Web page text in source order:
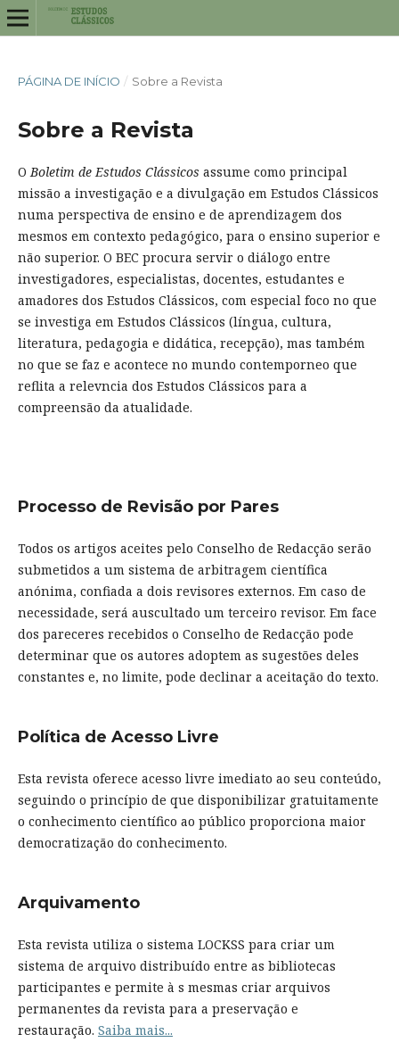
PÁGINA DE INÍCIO / Sobre a Revista
Sobre a Revista
OBoletim de Estudos Clássicos assume como principal
missão a investigação e a divulgação em Estudos Clássicos
numa perspectiva de ensino e de aprendizagem dos
mesmos em contexto pedagógico, para o ensino superior e
não superior. O BEC procura servir o diálogo entre
investigadores, especialistas, docentes, estudantes e
amadores dos Estudos Clássicos, com especial foco no que
se investiga em Estudos Clássicos (língua, cultura,
literatura, pedagogia e didática, recepção), mas também
no que se faz e acontece no mundo contemporneo que
reflita a relevncia dos Estudos Clássicos para a
compreensão da atualidade.
Processo de Revisão por Pares
Todos os artigos aceites pelo Conselho de Redacção serão
submetidos a um sistema de arbitragem científica
anónima, confiada a dois revisores externos. Em caso de
necessidade, será auscultado um terceiro revisor. Em face
dos pareceres recebidos o Conselho de Redacção pode
determinar que os autores adoptem as sugestões deles
constantes e, no limite, pode declinar a aceitação do texto.
Política de Acesso Livre
Esta revista oferece acesso livre imediato ao seu conteúdo,
seguindo o princípio de que disponibilizar gratuitamente
o conhecimento científico ao público proporciona maior
democratização do conhecimento.
Arquivamento
Esta revista utiliza o sistema LOCKSS para criar um
sistema de arquivo distribuído entre as bibliotecas
participantes e permite à s mesmas criar arquivos
permanentes da revista para a preservação e
restauração. Saiba mais...